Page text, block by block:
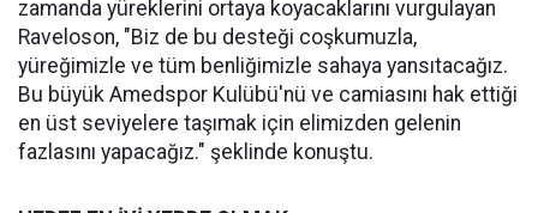
zamanda yüreklerini ortaya koyacaklarını vurgulayan
Raveloson, "Biz de bu desteği coşkumuzla,
yüreğimizle ve tüm benliğimizle sahaya yansıtacağız.
Bu büyük Amedspor Kulübü'nü ve camiasını hak ettiği
en üst seviyelere taşımak için elimizden gelenin
fazlasını yapacağız." şeklinde konuştu.